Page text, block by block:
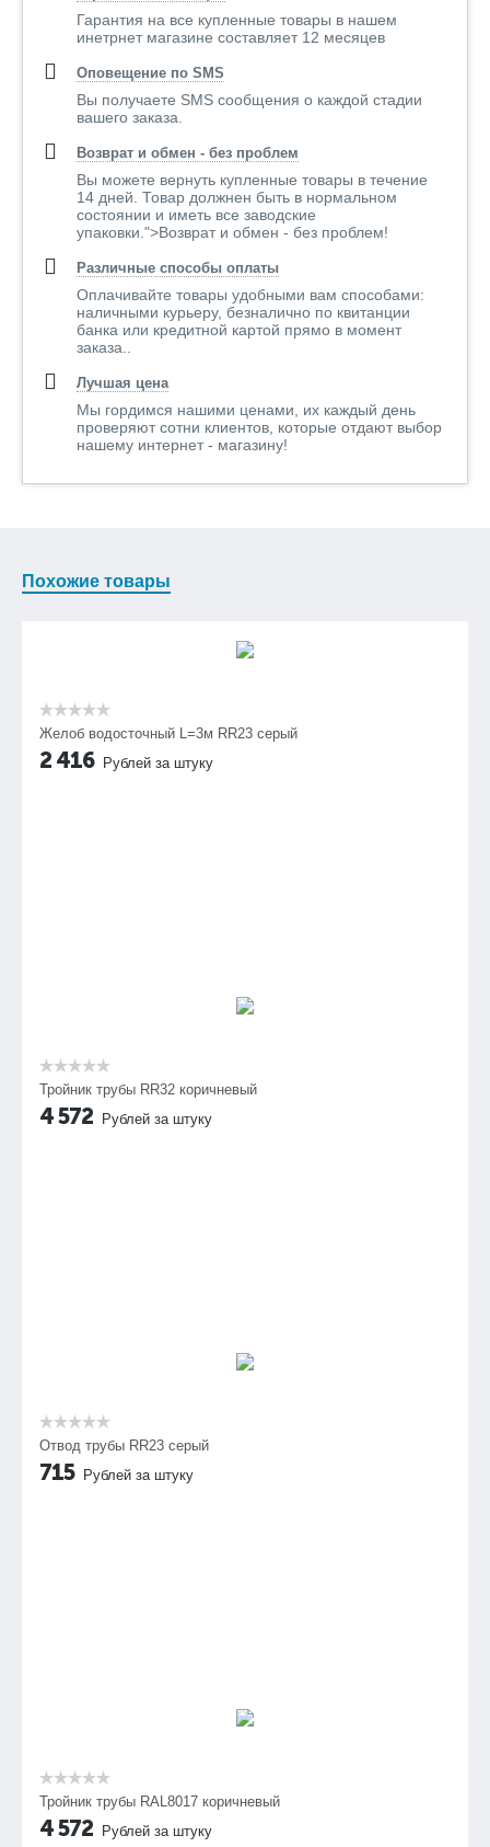
Гарантия на все купленные товары в нашем
инетрнет магазине составляет 12 месяцев
Оповещение по SMS
Вы получаете SMS сообщения о каждой стадии
вашего заказа.
Возврат и обмен - без проблем
Вы можете вернуть купленные товары в течение
14 дней. Товар должнен быть в нормальном
состоянии и иметь все заводские
упаковки.">Возврат и обмен - без проблем!
Различные способы оплаты
Оплачивайте товары удобными вам способами:
наличными курьеру, безналично по квитанции
банка или кредитной картой прямо в момент
заказа..
Лучшая цена
Мы гордимся нашими ценами, их каждый день
проверяют сотни клиентов, которые отдают выбор
нашему интернет - магазину!
Похожие товары
Желоб водосточный L=3м RR23 серый
2 416 Рублей за штуку
Тройник трубы RR32 коричневый
4 572 Рублей за штуку
Отвод трубы RR23 серый
715 Рублей за штуку
Тройник трубы RAL8017 коричневый
4 572 Рублей за штуку